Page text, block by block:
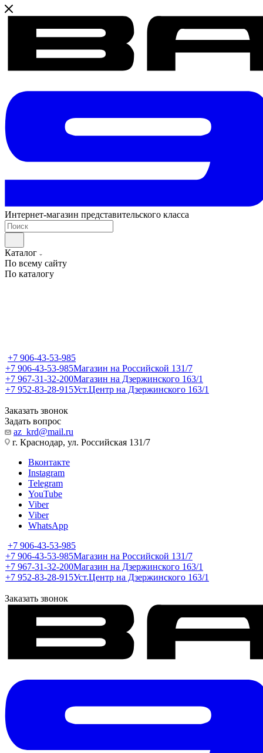
Интернет-магазин представительского класса
Каталог
По всему сайту
По каталогу
+7 906-43-53-985
+7 906-43-53-985Магазин на Российской 131/7
+7 967-31-32-200Магазин на Дзержинского 163/1
+7 952-83-28-915Уст.Центр на Дзержинского 163/1
Заказать звонок
Задать вопрос
az_krd@mail.ru
г. Краснодар, ул. Российская 131/7
Вконтакте
Instagram
Telegram
YouTube
Viber
Viber
WhatsApp
+7 906-43-53-985
+7 906-43-53-985Магазин на Российской 131/7
+7 967-31-32-200Магазин на Дзержинского 163/1
+7 952-83-28-915Уст.Центр на Дзержинского 163/1
Заказать звонок